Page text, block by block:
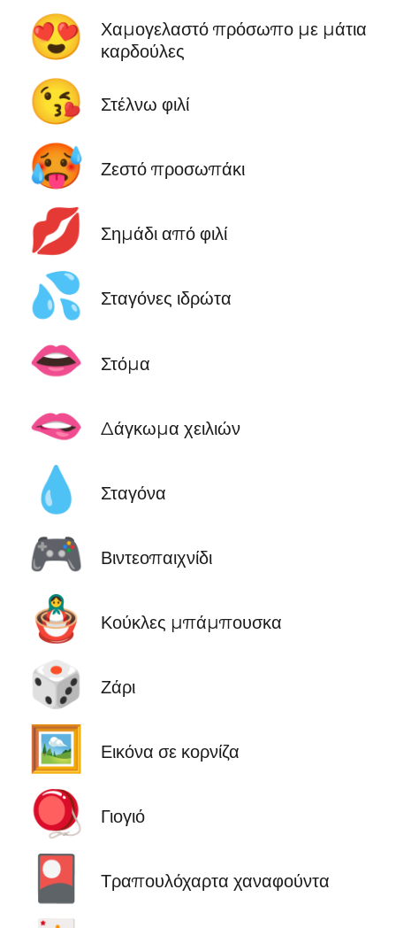
😍
Χαμογελαστό πρόσωπο με μάτια
καρδούλες
😘 Στέλνω φιλί
🥵 Ζεστό προσωπάκι
💋 Σημάδι από φιλί
💦 Σταγόνες ιδρώτα
👄 Στόμα
🫦 Δάγκωμα χειλιών
💧 Σταγόνα
🎮 Βιντεοπαιχνίδι
🪆 Κούκλες μπάμπουσκα
🎲 Ζάρι
🖼️ Εικόνα σε κορνίζα
🪀 Γιογιό
🎴 Τραπουλόχαρτα χαναφούντα